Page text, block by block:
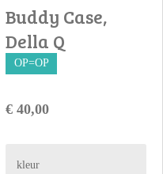
Buddy Case,
Della Q
OP=OP
€ 40,00
kleur